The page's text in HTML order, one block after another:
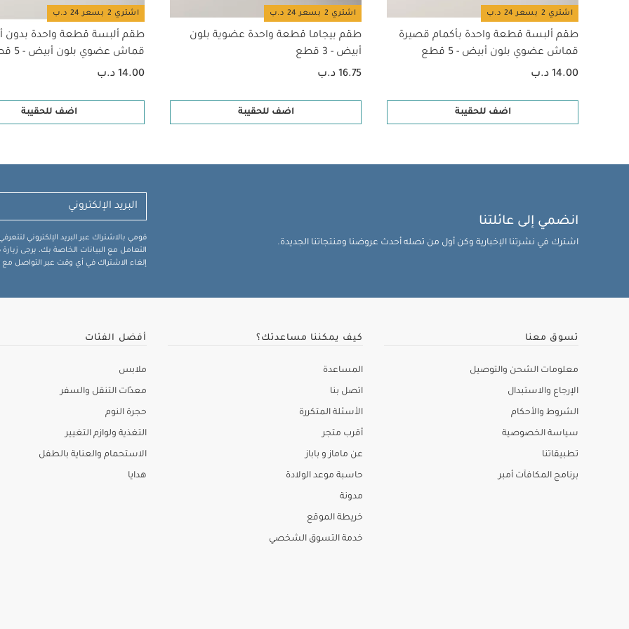
اشتري 2 بسعر 24 د.ب
طقم ألبسة قطعة واحدة بأكمام قصيرة
قماش عضوي بلون أبيض - 5 قطع
14.00 د.ب
اضف للحقيبة
اشتري 2 بسعر 24 د.ب
طقم بيجاما قطعة واحدة عضوية بلون
أبيض - 3 قطع
16.75 د.ب
اضف للحقيبة
اشتري 2 بسعر 24 د.ب
طقم ألبسة قطعة واحدة بدون
قماش عضوي بلون أبيض - 5 قطع
14.00 د.ب
اضف للحقيبة
انضمي إلى عائلتنا
اشترك في نشرتنا الإخبارية وكن أول من تصله أحدث عروضنا ومنتجاتنا الجديدة.
قومي بالاشتراك عبر البريد الإلكتروني
التعامل مع البيانات الخاصة بك، يرجى
إلغاء الاشتراك في أي وقت عبر التواصل مع
تسوق معنا
معلومات الشحن والتوصيل
الإرجاع والاستبدال
الشروط والأحكام
سياسة الخصوصية
تطبيقاتنا
برنامج المكافآت أمبر
كيف يمكننا مساعدتك؟
المساعدة
اتصل بنا
الأسئلة المتكررة
أقرب متجر
عن ماماز و باباز
حاسبة موعد الولادة
مدونة
خريطة الموقع
خدمة التسوق الشخصي
أفضل الفئات
ملابس
معدّات التنقل والسفر
حجرة النوم
التغذية ولوازم التغيير
الاستحمام والعناية بالطفل
هدايا